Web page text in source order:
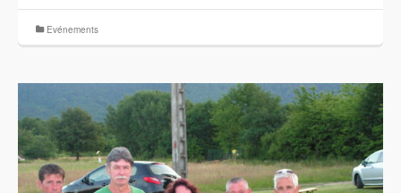
Evénements